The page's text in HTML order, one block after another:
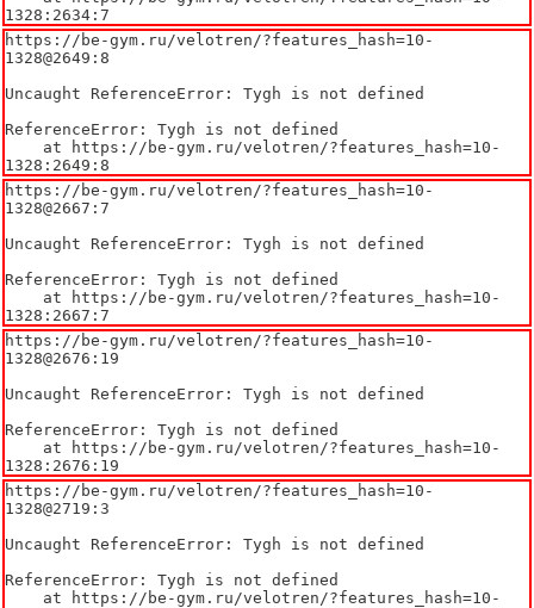
1328:2634:7
https://be-gym.ru/velotren/?features_hash=10-
1328@2649:8
Uncaught ReferenceError: Tygh is not defined
ReferenceError: Tygh is not defined
1328:2649:8
https://be-gym.ru/velotren/?features_hash=10-
1328@2667:7
Uncaught ReferenceError: Tygh is not defined
ReferenceError: Tygh is not defined
1328:2667:7
https://be-gym.ru/velotren/?features_hash=10-
1328@2676:19
Uncaught ReferenceError: Tygh is not defined
ReferenceError: Tygh is not defined
1328:2676:19
https://be-gym.ru/velotren/?features_hash=10-
1328@2719:3
Uncaught ReferenceError: Tygh is not defined
ReferenceError: Tygh is not defined